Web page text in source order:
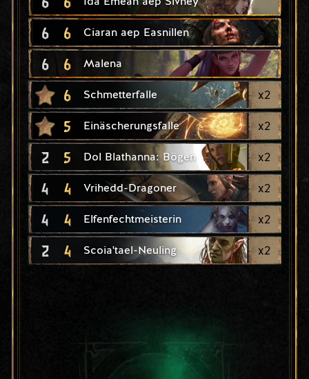
6 6 Ciaran aep Easnillen
6 6 Malena
6 Schmetterfalle x2
5 Einäscherungsfalle x2
2 5 Dol Blathanna: Bögen x2
4 4 Vrihedd-Dragoner x2
4 4 Elfenfechtmeisterin x2
2 4 Scoia'tael-Neuling x2